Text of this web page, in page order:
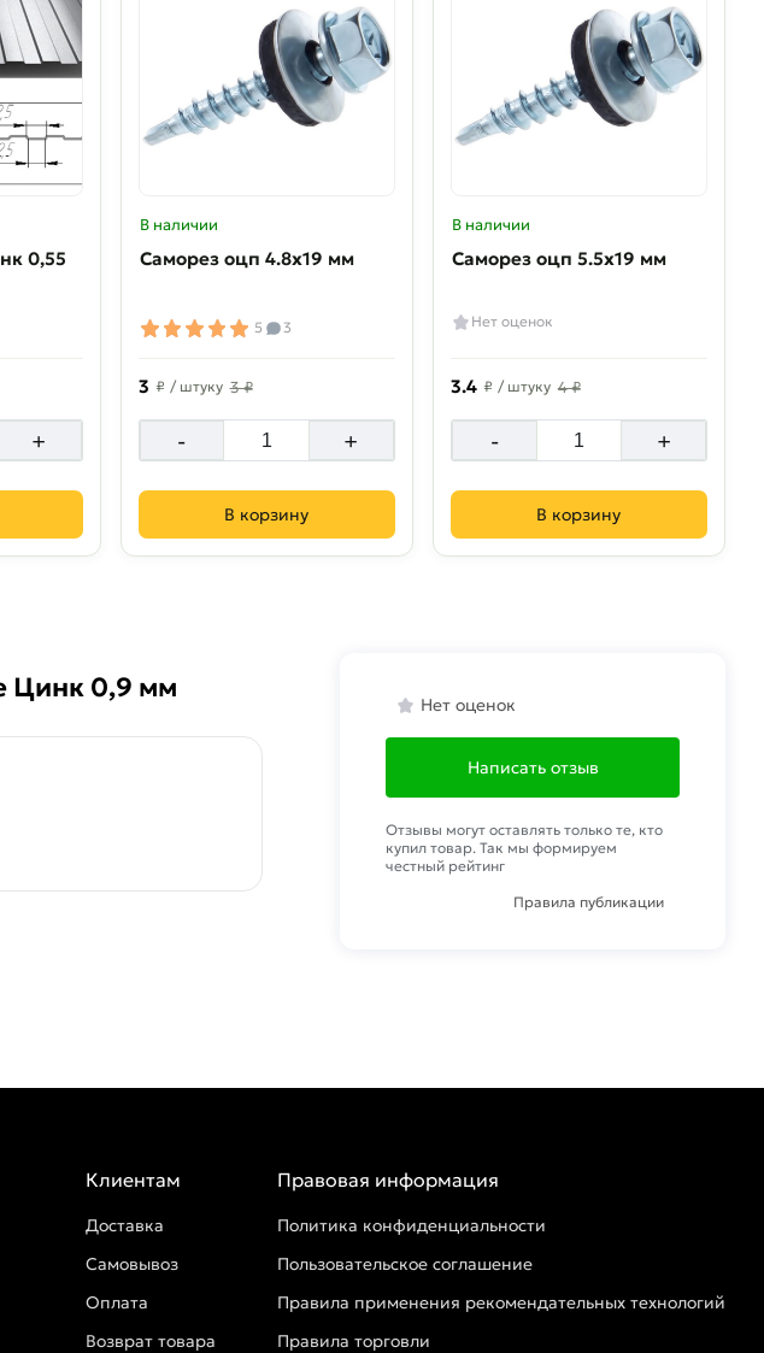
+
В наличии
Саморез оцп 4.8х19 мм
5 3
3 ₽ / штуку 3 ₽
- +
В корзину
В наличии
Саморез оцп 5.5х19 мм
Нет оценок
3.4 ₽ / штуку 4 ₽
- +
В корзину
Цинк 0,9 мм
Нет оценок
Написать отзыв
Отзывы могут оставлять только те, кто
купил товар. Так мы формируем
честный рейтинг
Правила публикации
Клиентам
Доставка
Самовывоз
Оплата
Возврат товара
Правовая информация
Политика конфиденциальности
Пользовательское соглашение
Правила применения рекомендательных технологий
Правила торговли